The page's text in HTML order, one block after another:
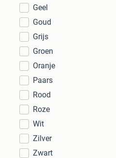
Geel
Goud
Grijs
Groen
Oranje
Paars
Rood
Roze
Wit
Zilver
Zwart